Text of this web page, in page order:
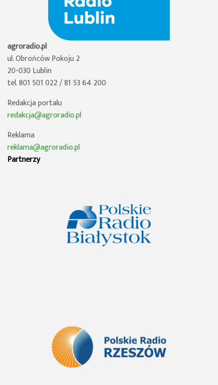
agroradio.pl
ul. Obrońców Pokoju 2
20-030 Lublin
tel. 801 501 022 / 81 53 64 200
Redakcja portalu
redakcja@agroradio.pl
Reklama
reklama@agroradio.pl
Partnerzy